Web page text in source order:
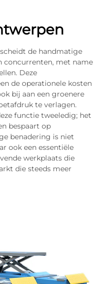
de handmatige
concurrenten, met name
Deze
de operationele kosten
bij aan een groenere
te verlagen.
functie tweeledig; het
bespaart op
benadering is niet
ook een essentiële
werkplaats die
die steeds meer